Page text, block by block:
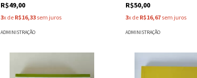
R$49,00
3x de R$16,33sem juros
ADMINISTRAÇÃO
R$50,00
3x de R$16,67 sem juros
ADMINISTRAÇÃO